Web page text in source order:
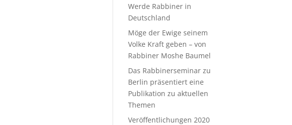
Werde Rabbiner in
Deutschland
Möge der Ewige seinem
Volke Kraft geben – von
Rabbiner Moshe Baumel
Das Rabbinerseminar zu
Berlin präsentiert eine
Publikation zu aktuellen
Themen
Veröffentlichungen 2020